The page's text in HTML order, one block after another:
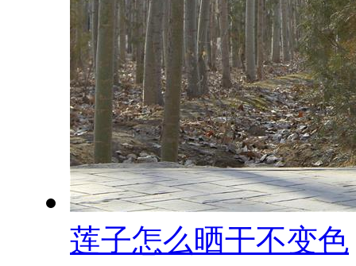
莲子怎么晒干不变色